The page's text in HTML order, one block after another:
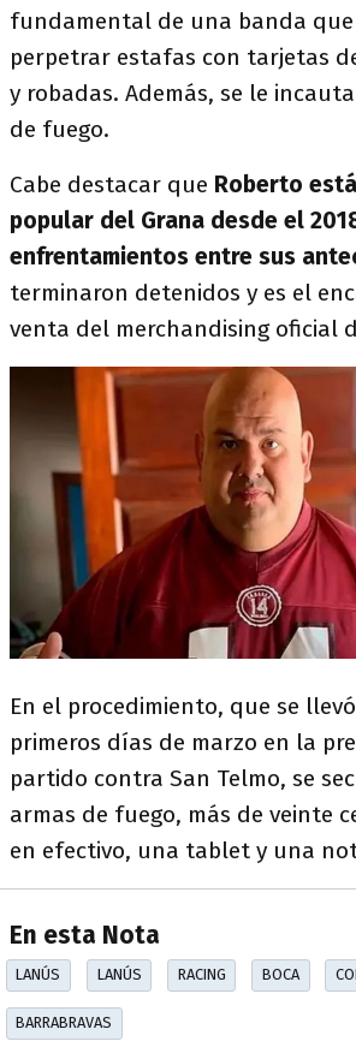
fundamental de una banda que
perpetrar estafas con tarjetas
y robadas. Además, se le
de fuego.
Cabe destacar que Roberto
popular del Grana desde el
enfrentamientos entre sus
terminaron detenidos y es el
venta del merchandising oficial
En el procedimiento, que se
primeros días de marzo en la
partido contra San Telmo, se
armas de fuego, más de veinte
en efectivo, una tablet y una
En esta Nota
LANÚS LANÚS RACING BOCA
BARRABRAVAS